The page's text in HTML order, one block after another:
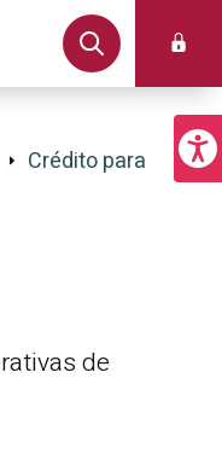
Crédito para
de